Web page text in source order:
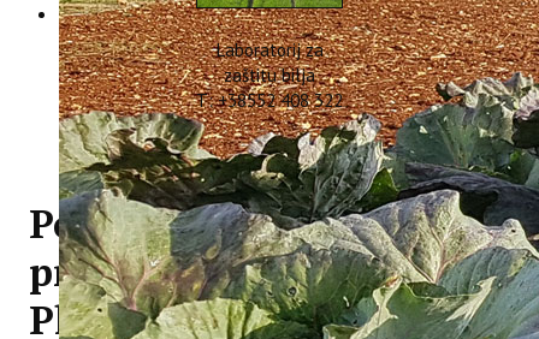
Laboratorij za
zaštitu bilja
T: +38552 408 322
Poziv na radionicu
projekta ConsumeLess
Plus u Rovinju